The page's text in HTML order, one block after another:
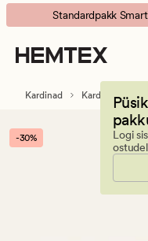
External
Seinakinnituse
detailid
valge
Animated
banner.
Press
ESCAPE
Standardpakk
Logi
Kardinad Kardinatarvikud
-30%